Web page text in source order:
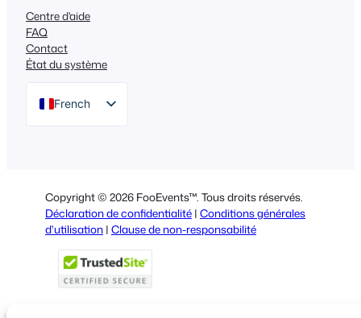
Centre d'aide
FAQ
Contact
État du système
French
English
Spanish
Italian
Portuguese
Polish
Copyright © 2026 FooEvents™. Tous droits réservés.
Déclaration de confidentialité | Conditions générales
d'utilisation | Clause de non-responsabilité